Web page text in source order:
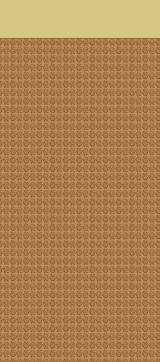
страна,история,тексты песен, описание песен, удобный каталог mp3 фольклора